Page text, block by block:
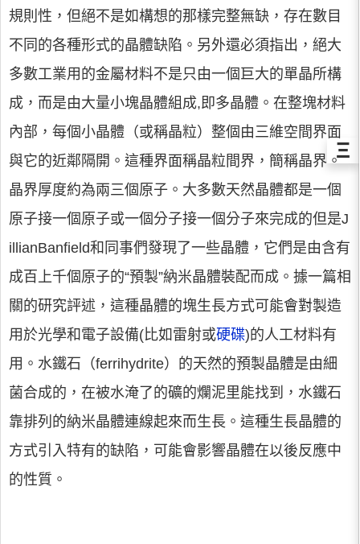
規則性，但絕不是如構想的那樣完整無缺，存在數目
不同的各種形式的晶體缺陷。另外還必須指出，絕大
多數工業用的金屬材料不是只由一個巨大的單晶所構
成，而是由大量小塊晶體組成,即多晶體。在整塊材料
內部，每個小晶體（或稱晶粒）整個由三維空間界面
與它的近鄰隔開。這種界面稱晶粒間界，簡稱晶界。
晶界厚度約為兩三個原子。大多數天然晶體都是一個
原子接一個原子或一個分子接一個分子來完成的但是J
illianBanfield和同事們發現了一些晶體，它們是由含有
成百上千個原子的“預製”納米晶體裝配而成。據一篇相
關的研究評述，這種晶體的塊生長方式可能會對製造
用於光學和電子設備(比如雷射或硬碟)的人工材料有
用。水鐵石（ferrihydrite）的天然的預製晶體是由細
菌合成的，在被水淹了的礦的爛泥里能找到，水鐵石
靠排列的納米晶體連線起來而生長。這種生長晶體的
方式引入特有的缺陷，可能會影響晶體在以後反應中
的性質。
Ξ